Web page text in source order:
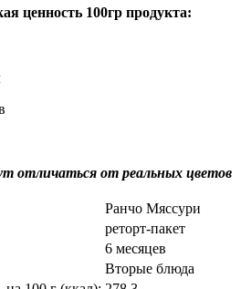
ценность 100гр продукта:
отличаться от реальных цветов
Ранчо Мяссури
реторт-пакет
6 месяцев
Вторые блюда